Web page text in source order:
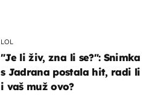
LOL
"Je li živ, zna li se?": Snimka
s Jadrana postala hit, radi li
i vaš muž ovo?